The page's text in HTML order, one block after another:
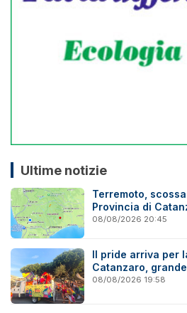
Ultime notizie
Terremoto,
Provincia di
08/08/2026 20:45
Il pride arriva per
Catanzaro,
08/08/2026 19:58